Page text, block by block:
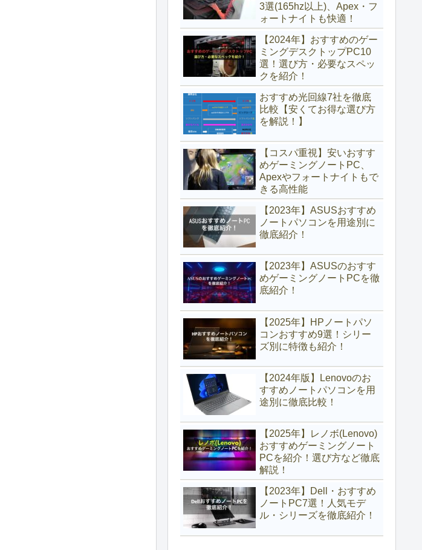
3選(165hz以上)、Apex・フ
ォートナイトも快適！
【2024年】おすすめのゲー
ミングデスクトップPC10
選！選び方・必要なスペッ
クを紹介！
おすすめ光回線7社を徹底
比較【安くてお得な選び方
を解説！】
【コスパ重視】安いおすす
めゲーミングノートPC、
Apexやフォートナイトもで
きる高性能
【2023年】ASUSおすすめ
ノートパソコンを用途別に
徹底紹介！
【2023年】ASUSのおすす
めゲーミングノートPCを徹
底紹介！
【2025年】HPノートパソ
コンおすすめ9選！シリー
ズ別に特徴も紹介！
【2024年版】Lenovoのお
すすめノートパソコンを用
途別に徹底比較！
【2025年】レノボ(Lenovo)
おすすめゲーミングノート
PCを紹介！選び方など徹底
解説！
【2023年】Dell・おすすめ
ノートPC7選！人気モデ
ル・シリーズを徹底紹介！